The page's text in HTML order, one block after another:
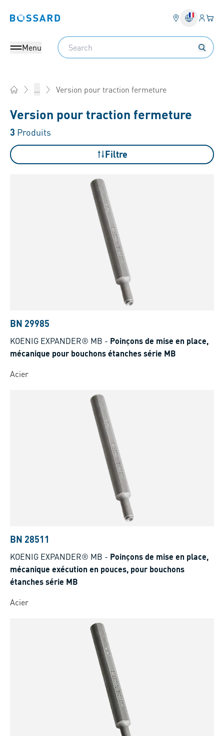
Bossard homepage
Menu
Search
... Version pour traction fermeture
Version pour traction fermeture
3 Produits
Filtre
BN 29985
KOENIG EXPANDER® MB - Poinçons de mise en place,
mécanique pour bouchons étanches série MB
Acier
BN 28511
KOENIG EXPANDER® MB - Poinçons de mise en place,
mécanique exécution en pouces, pour bouchons
étanches série MB
Acier